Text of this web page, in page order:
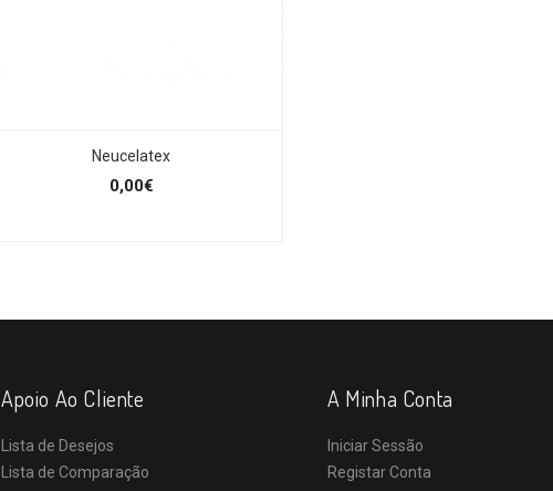
Neucelatex
0,00€
Apoio Ao Cliente
Lista de Desejos
Lista de Comparação
A Minha Conta
Iniciar Sessão
Registar Conta